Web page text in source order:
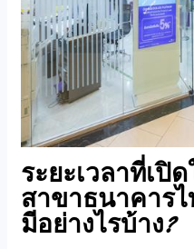
ระยะเวลาที่เปิ
สาขาธนาคาร
มีอย่างไรบ้าง?